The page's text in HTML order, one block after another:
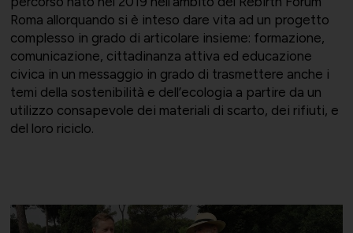
Roma allorquando si è inteso dare vita ad un progetto
complesso in grado di articolare insieme: formazione,
comunicazione, cittadinanza attiva ed educazione
civica in un messaggio in grado di trasmettere anche i
temi della sostenibilità e dell’ecologia a partire da un
utilizzo consapevole dei materiali di scarto, dei rifiuti, e
del loro riciclo.
Convenzioni
Comunicati Stampa
Associarsi
Salute, Università e Ricerca
Turismo e Cultura
UNIONSERVIZI
Affari generali